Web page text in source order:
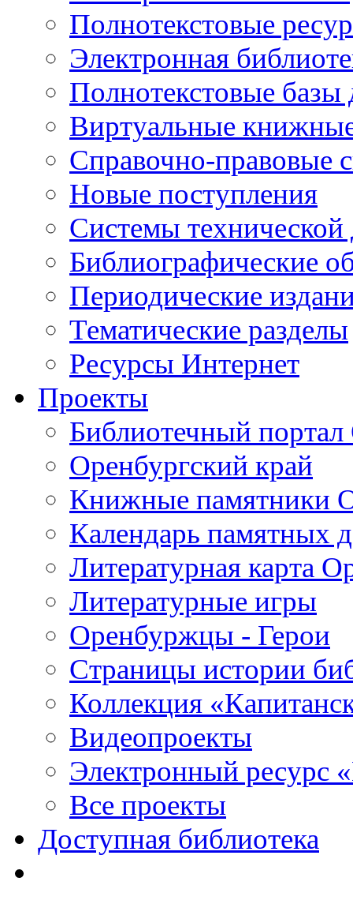
Полнотекстовые
Электронная
Полнотекстовые
Виртуальные
Справочно-правовые
Новые поступления
Cистемы
Библиографические
Периодические
Тематические разделы
Ресурсы Интернет
Проекты
Библиотечный портал
Оренбургский край
Книжные памятники
Календарь памятных
Литературная карта
Литературные игры
Оренбуржцы - Герои
Страницы истории
Коллекция
Видеопроекты
Электронный ресурс
Все проекты
Доступная библиотека